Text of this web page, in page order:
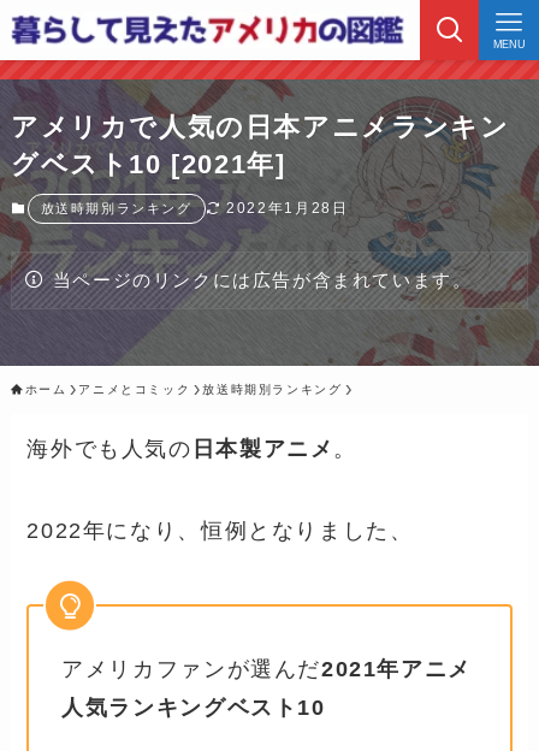
MENU
アメリカで人気の日本アニメランキン
グベスト10 [2021年]
放送時期別ランキング 2022年1月28日
当ページのリンクには広告が含まれています。
ホーム アニメとコミック 放送時期別ランキング
海外でも人気の 日本製アニメ 。
2022年になり、恒例となりました、
アメリカファンが選んだ2021年アニメ
人気ランキングベスト10